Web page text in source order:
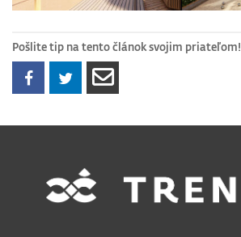
Pošlite tip na tento článok svojim priateľom!